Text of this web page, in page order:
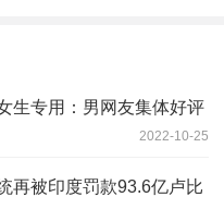
生专用：男网友集体好评
2022-10-25
再被印度罚款93.6亿卢比